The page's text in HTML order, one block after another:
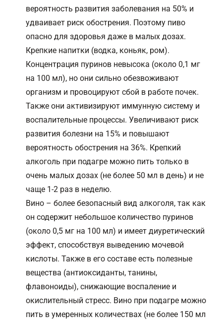
вероятность развития заболевания на 50% и
удваивает риск обострения. Поэтому пиво
опасно для здоровья даже в малых дозах.
Крепкие напитки (водка, коньяк, ром).
Концентрация пуринов невысока (около 0,1 мг
на 100 мл), но они сильно обезвоживают
организм и провоцируют сбой в работе почек.
Также они активизируют иммунную систему и
воспалительные процессы. Увеличивают риск
развития болезни на 15% и повышают
вероятность обострения на 36%. Крепкий
алкоголь при подагре можно пить только в
очень малых дозах (не более 50 мл в день) и не
чаще 1-2 раз в неделю.
Вино – более безопасный вид алкоголя, так как
он содержит небольшое количество пуринов
(около 0,5 мг на 100 мл) и имеет диуретический
эффект, способствуя выведению мочевой
кислоты. Также в его составе есть полезные
вещества (антиоксиданты, танины,
флавоноиды), снижающие воспаление и
окислительный стресс. Вино при подагре можно
пить в умеренных количествах (не более 150 мл